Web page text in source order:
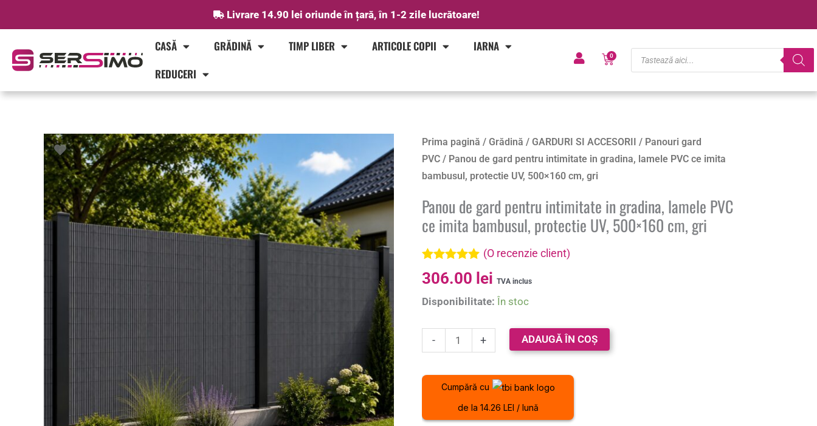
Livrare 14.90 lei oriunde în țară, în 1-2 zile lucrătoare!
CASĂ GRĂDINĂ TIMP LIBER ARTICOLE COPII
IARNA
REDUCERI
0
Cart
Products
search
Prima pagină /Grădină /GARDURI SI ACCESORII / Panouri gard
PVC / Panou de gard pentru intimitate in gradina, lamele PVC ce imita
bambusul, protectie UV, 500×160 cm, gri
Panou de gard pentru intimitate in gradina, lamele PVC
ce imita bambusul, protectie UV, 500×160 cm, gri
Evaluat la
5.00din 5 pe
singure
(O recenzie client)
306.00 lei TVA inclus
Disponibilitate: În stoc
-
Cantitate
Panou
de
pentru
intimitate
gradina,
lamele
PVC
imita
bambusul,
UV,
cm,
+ ADAUGĂ ÎN COȘ
Cumpără cu
de la 14.26 LEI / lună